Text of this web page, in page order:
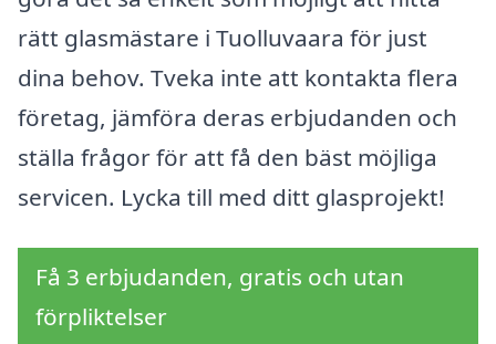
rätt glasmästare i Tuolluvaara för just
dina behov. Tveka inte att kontakta flera
företag, jämföra deras erbjudanden och
ställa frågor för att få den bäst möjliga
servicen. Lycka till med ditt glasprojekt!
Få 3 erbjudanden, gratis och utan
förpliktelser